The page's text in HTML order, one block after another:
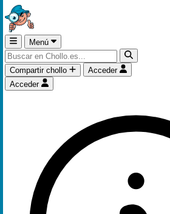
Menú
Compartir chollo
Acceder
Acceder